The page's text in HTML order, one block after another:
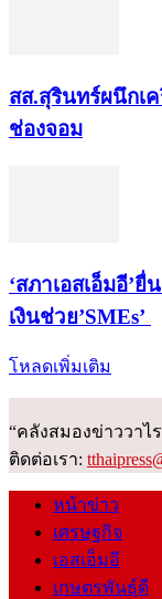
สส.สุรินทร์ผนึกเ
ช่องจอม
‘สภาเอสเอ็มอี’
เงินช่วย’SMEs’
โหลดเพิ่มเติม
“คลังสมองข่าววาไ
ติดต่อเรา:
หน้าข่าว
เศรษฐกิจ
เอสเอ็มอี
เกษตรพันธุ์ดี